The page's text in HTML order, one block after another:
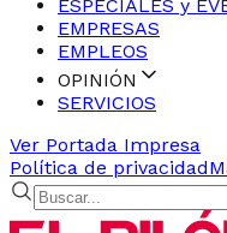
ESPECIALES y
EMPRESAS
EMPLEOS
OPINIÓN
SERVICIOS
Ver Portada Impresa
Política de privacidad